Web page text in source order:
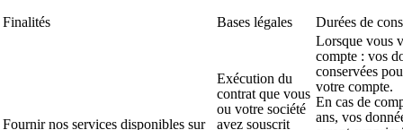
Finalités Bases légales Durées de
Fournir nos services disponibles sur
Exécution du
contrat que vous
ou votre société
avez souscrit
Lorsque vous
compte : vos
conservées
votre compte.
En cas de
ans, vos